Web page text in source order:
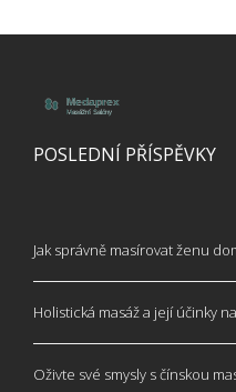
POSLEDNÍ PŘÍSPĚVKY
Jak správně masírovat ženu
Holistická masáž a její účinky
Oživte své smysly s čínskou